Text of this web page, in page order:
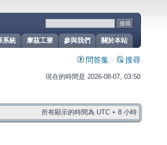
關於本站
參與我們
摩茲工寮
系統
問答集 搜尋
現在的時間是 2026-08-07, 03:50
所有顯示的時間為 UTC + 8 小時